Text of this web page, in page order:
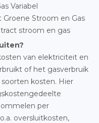
Variabel
Groene Stroom en Gas
stroom en gas
van elektriciteit en
of het gasverbruik
kosten. Hier
per
oversluitkosten,